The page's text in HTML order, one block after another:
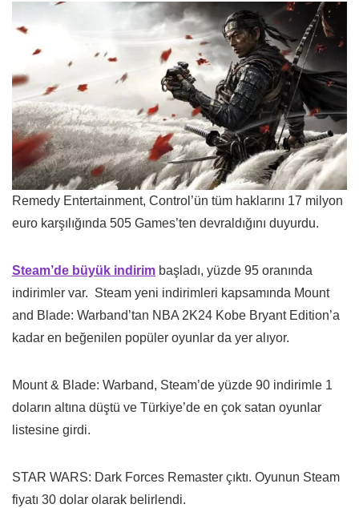
Remedy Entertainment, Control’ün tüm haklarını 17 milyon
euro karşılığında 505 Games’ten devraldığını duyurdu.
Steam’de büyük indirim başladı, yüzde 95 oranında
indirimler var. Steam yeni indirimleri kapsamında Mount
and Blade: Warband’tan NBA 2K24 Kobe Bryant Edition’a
kadar en beğenilen popüler oyunlar da yer alıyor.
Mount & Blade: Warband, Steam’de yüzde 90 indirimle 1
doların altına düştü ve Türkiye’de en çok satan oyunlar
listesine girdi.
STAR WARS: Dark Forces Remaster çıktı. Oyunun Steam
fiyatı 30 dolar olarak belirlendi.